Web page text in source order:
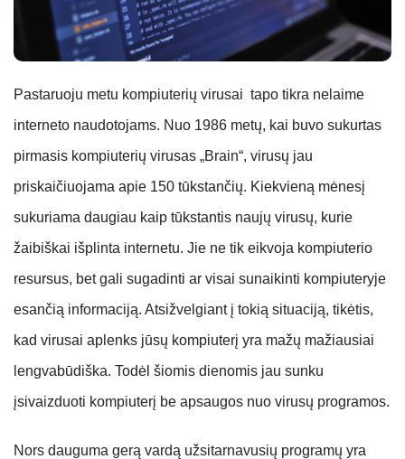
Pastaruoju metu kompiuterių virusai tapo tikra nelaime
interneto naudotojams. Nuo 1986 metų, kai buvo sukurtas
pirmasis kompiuterių virusas „Brain“, virusų jau
priskaičiuojama apie 150 tūkstančių. Kiekvieną mėnesį
sukuriama daugiau kaip tūkstantis naujų virusų, kurie
žaibiškai išplinta internetu. Jie ne tik eikvoja kompiuterio
resursus, bet gali sugadinti ar visai sunaikinti kompiuteryje
esančią informaciją. Atsižvelgiant į tokią situaciją, tikėtis,
kad virusai aplenks jūsų kompiuterį yra mažų mažiausiai
lengvabūdiška. Todėl šiomis dienomis jau sunku
įsivaizduoti kompiuterį be apsaugos nuo virusų programos.
Nors dauguma gerą vardą užsitarnavusių programų yra